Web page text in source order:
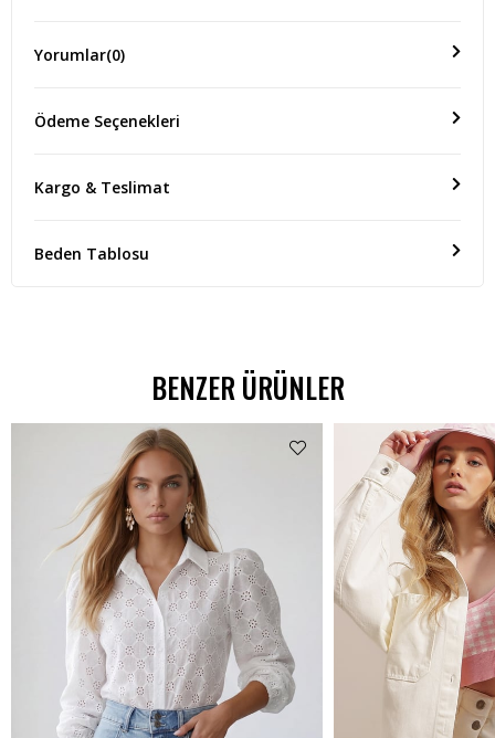
Yorumlar(0)
Ödeme Seçenekleri
Kargo & Teslimat
Beden Tablosu
BENZER ÜRÜNLER